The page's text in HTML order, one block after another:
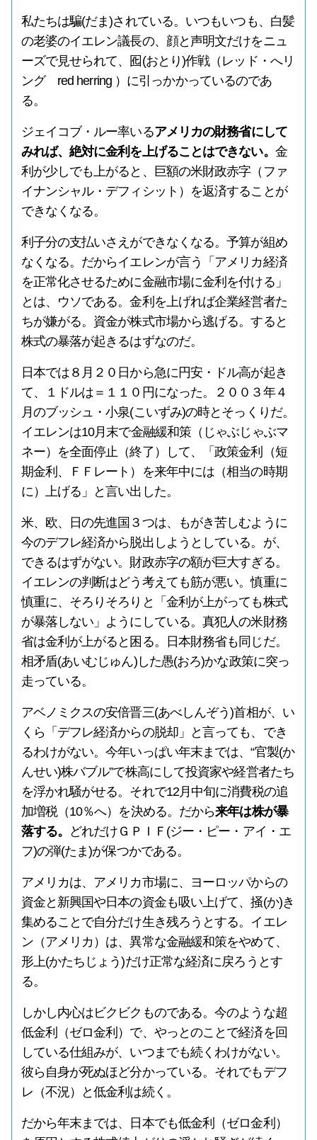
私たちは騙(だま)されている。いつもいつも、白髪
の老婆のイエレン議長の、顔と声明文だけをニュ
ーズで見せられて、囮(おとり)作戦（レッド・へリ
ング red herring ）に引っかかっているのであ
る。
ジェイコブ・ルー率いるアメリカの財務省にして
みれば、絶対に金利を上げることはできない。 金
利が少しでも上がると、巨額の米財政赤字（ファ
イナンシャル・デフィシット）を返済することが
できなくなる。
利子分の支払いさえができなくなる。予算が組め
なくなる。だからイエレンが言う「アメリカ経済
を正常化させるために金融市場に金利を付ける」
とは、ウソである。金利を上げれば企業経営者た
ちが嫌がる。資金が株式市場から逃げる。すると
株式の暴落が起きるはずなのだ。
日本では８月２０日から急に円安・ドル高が起き
て、１ドルは＝１１０円になった。２００３年４
月のブッシュ・小泉(こいずみ)の時とそっくりだ。
イエレンは10月末で金融緩和策（じゃぶじゃぶマ
ネー）を全面停止（終了）して、「政策金利（短
期金利、ＦＦレート）を来年中には（相当の時期
に）上げる」と言い出した。
米、欧、日の先進国３つは、もがき苦しむように
今のデフレ経済から脱出しようとしている。が、
できるはずがない。財政赤字の額が巨大すぎる。
イエレンの判断はどう考えても筋が悪い。慎重に
慎重に、そろりそろりと「金利が上がっても株式
が暴落しない」ようにしている。真犯人の米財務
省は金利が上がると困る。日本財務省も同じだ。
相矛盾(あいむじゅん)した愚(おろ)かな政策に突っ
走っている。
アベノミクスの安倍晋三(あべしんぞう)首相が、い
くら「デフレ経済からの脱却」と言っても、でき
るわけがない。今年いっぱい年末までは、“官製(か
んせい)株バブル”で株高にして投資家や経営者たち
を浮かれ騒がせる。それで12月中旬に消費税の追
加増税（10％へ）を決める。だから来年は株が暴
落する。 どれだけＧＰＩＦ(ジー・ピー・アイ・エ
フ)の弾(たま)が保つかである。
アメリカは、アメリカ市場に、ヨーロッパからの
資金と新興国や日本の資金も吸い上げて、掻(か)き
集めることで自分だけ生き残ろうとする。イエレ
ン（アメリカ）は、異常な金融緩和策をやめて、
形上(かたちじょう)だけ正常な経済に戻ろうとす
る。
しかし内心はビクビクものである。今のような超
低金利（ゼロ金利）で、やっとのことで経済を回
している仕組みが、いつまでも続くわけがない。
彼ら自身が死ぬほど分かっている。それでもデフ
レ（不況）と低金利は続く。
だから年末までは、日本でも低金利（ゼロ金利）